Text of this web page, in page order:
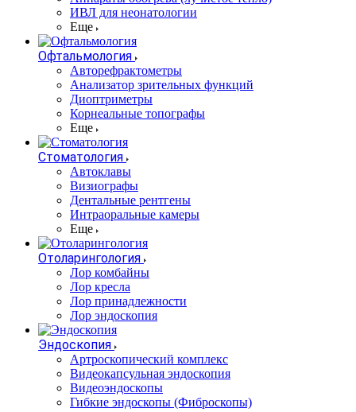
ИВЛ для неонатологии
Еще
Офтальмология
Авторефрактометры
Анализатор зрительных функций
Диоптриметры
Корнеальные топографы
Еще
Стоматология
Автоклавы
Визиографы
Дентальные рентгены
Интраоральные камеры
Еще
Отоларингология
Лор комбайны
Лор кресла
Лор принадлежности
Лор эндоскопия
Эндоскопия
Артроскопический комплекс
Видеокапсульная эндоскопия
Видеоэндоскопы
Гибкие эндоскопы (Фиброcкопы)